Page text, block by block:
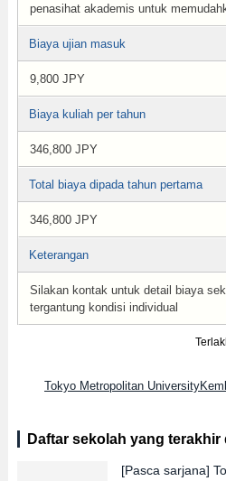
penasihat akademis untuk
Biaya ujian masuk
9,800 JPY
Biaya kuliah per tahun
346,800 JPY
Total biaya dipada tahun pertama
346,800 JPY
Keterangan
Silakan kontak untuk detail biaya
tergantung kondisi individual
Tokyo Metropolitan
Daftar sekolah yang terakhir
[Pasca sarjana]